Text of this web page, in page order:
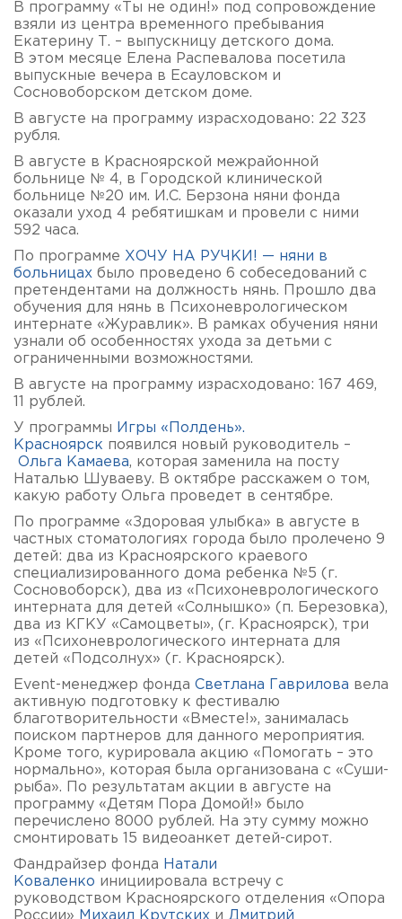
В программу «Ты не один!» под сопровождение
взяли из центра временного пребывания
Екатерину Т. – выпускницу детского дома.
В этом месяце Елена Распевалова посетила
выпускные вечера в Есауловском и
Сосновоборском детском доме.
В августе на программу израсходовано: 22 323
рубля.
В августе в Красноярской межрайонной
больнице № 4, в Городской клинической
больнице №20 им. И.С. Берзона няни фонда
оказали уход 4 ребятишкам и провели с ними
592 часа.
По программе ХОЧУ НА РУЧКИ! — няни в
больницах было проведено 6 собеседований с
претендентами на должность нянь. Прошло два
обучения для нянь в Психоневрологическом
интернате «Журавлик». В рамках обучения няни
узнали об особенностях ухода за детьми с
ограниченными возможностями.
В августе на программу израсходовано: 167 469,
11 рублей.
У программы Игры «Полдень».
Красноярск появился новый руководитель –
Ольга Камаева, которая заменила на посту
Наталью Шуваеву. В октябре расскажем о том,
какую работу Ольга проведет в сентябре.
По программе «Здоровая улыбка» в августе в
частных стоматологиях города было пролечено 9
детей: два из Красноярского краевого
специализированного дома ребенка №5 (г.
Сосновоборск), два из «Психоневрологического
интерната для детей «Солнышко» (п. Березовка),
два из КГКУ «Самоцветы», (г. Красноярск), три
из «Психоневрологического интерната для
детей «Подсолнух» (г. Красноярск).
Event-менеджер фонда Светлана Гаврилова вела
активную подготовку к фестивалю
благотворительности «Вместе!», занималась
поиском партнеров для данного мероприятия.
Кроме того, курировала акцию «Помогать – это
нормально», которая была организована с «Суши-
рыба». По результатам акции в августе на
программу «Детям Пора Домой!» было
перечислено 8000 рублей. На эту сумму можно
смонтировать 15 видеоанкет детей-сирот.
Фандрайзер фонда Натали
Коваленко инициировала встречу с
руководством Красноярского отделения «Опора
России» Михаил Крутских и Дмитрий